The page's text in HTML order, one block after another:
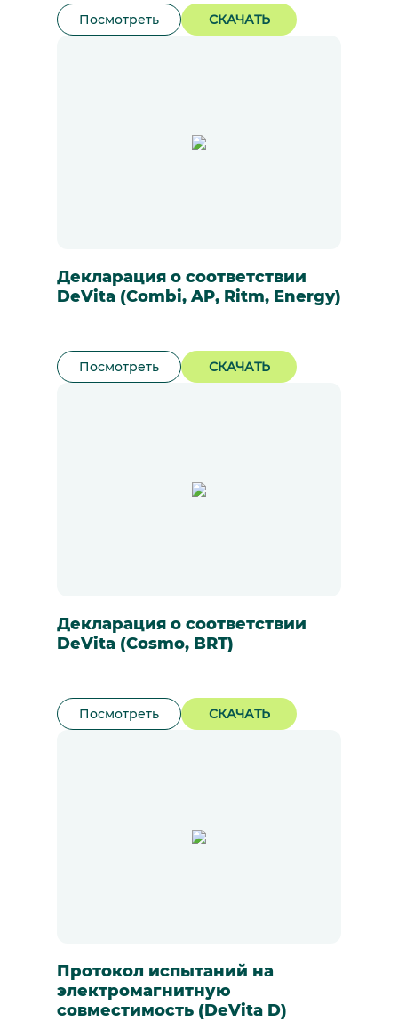
Посмотреть СКАЧАТЬ
Декларация о соответствии
DeVita (Combi, AP, Ritm, Energy)
Посмотреть СКАЧАТЬ
Декларация о соответствии
DeVita (Cosmo, BRT)
Посмотреть СКАЧАТЬ
Протокол испытаний на
электромагнитную
совместимость (DeVita D)